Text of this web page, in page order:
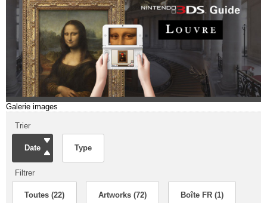
Galerie images
Trier
Date Type
Filtrer
Toutes (22) Artworks (72) Boîte FR (1)